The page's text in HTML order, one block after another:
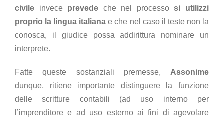
civile invece prevede che nel processosi utilizzi
proprio la lingua italiana e che nel caso il teste non la
conosca, il giudice possa addirittura nominare un
interprete.
Fatte queste sostanziali premesse, Assonime
dunque, ritiene importante distinguere la funzione
delle scritture contabili (ad uso interno per
l’imprenditore e ad uso esterno ai fini di agevolare